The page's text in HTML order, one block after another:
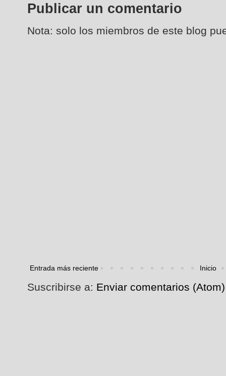
Publicar un comentario
Nota: solo los miembros de este blog
Entrada más reciente Inicio
Suscribirse a: Enviar comentarios (Atom)